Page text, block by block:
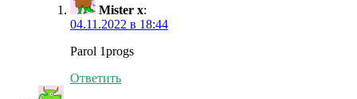
Mister x:
04.11.2022 в 18:44
Parol 1progs
Ответить